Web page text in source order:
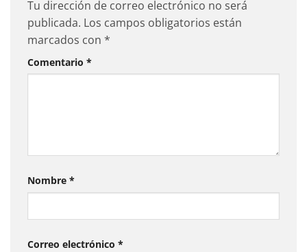
Tu dirección de correo electrónico no será
publicada. Los campos obligatorios están
marcados con *
Comentario *
Nombre *
Correo electrónico *